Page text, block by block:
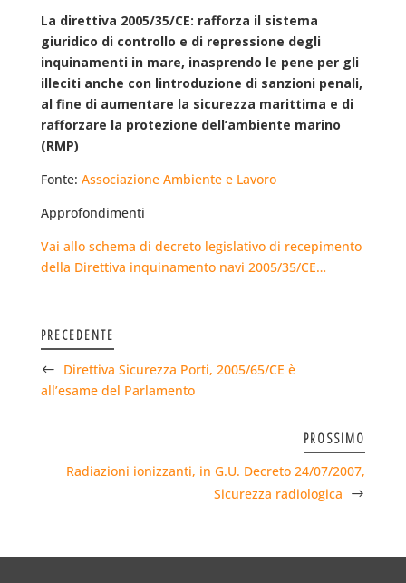
La direttiva 2005/35/CE: rafforza il sistema
giuridico di controllo e di repressione degli
inquinamenti in mare, inasprendo le pene per gli
illeciti anche con lintroduzione di sanzioni penali,
al fine di aumentare la sicurezza marittima e di
rafforzare la protezione dell’ambiente marino
(RMP)
Fonte: Associazione Ambiente e Lavoro
Approfondimenti
Vai allo schema di decreto legislativo di recepimento
della Direttiva inquinamento navi 2005/35/CE…
PRECEDENTE
Direttiva Sicurezza Porti, 2005/65/CE è
all’esame del Parlamento
PROSSIMO
Radiazioni ionizzanti, in G.U. Decreto 24/07/2007,
Sicurezza radiologica